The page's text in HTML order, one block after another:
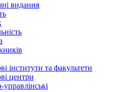
видання
інститути та факультети
центри